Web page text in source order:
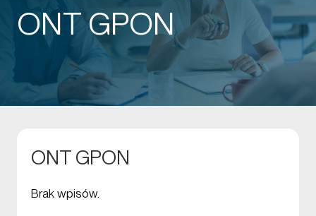
ONT GPON
ONT GPON
Brak wpisów.